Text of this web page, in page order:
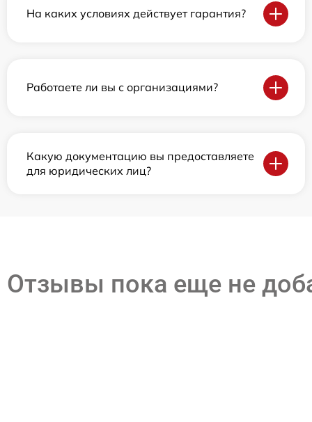
На каких условиях действует гарантия?
Работаете ли вы с организациями?
Какую документацию вы предоставляете
для юридических лиц?
Отзывы пока еще не